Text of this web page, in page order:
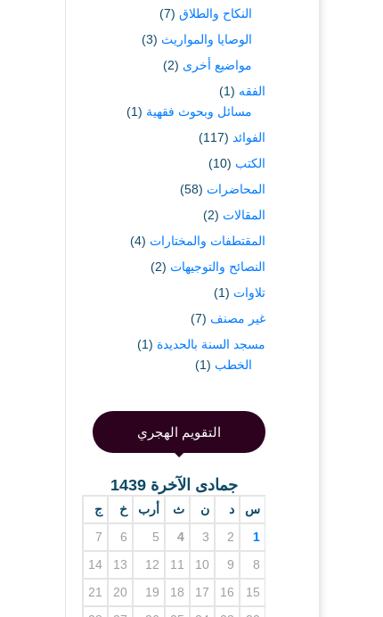
النكاح والطلاق (7)
الوصايا والمواريث (3)
مواضيع أخرى (2)
الفقه (1)
مسائل وبحوث فقهية (1)
الفوائد (117)
الكتب (10)
المحاضرات (58)
المقالات (2)
المقتطفات والمختارات (4)
النصائح والتوجيهات (2)
تلاوات (1)
غير مصنف (7)
مسجد السنة بالحديدة (1)
الخطب (1)
التقويم الهجري
جمادى الآخرة 1439
س د ن ث أرب خ
ج
1
2
3
4
5
6
7
8
9
10
11
12
13
14
15
16
17
18
19
20
21